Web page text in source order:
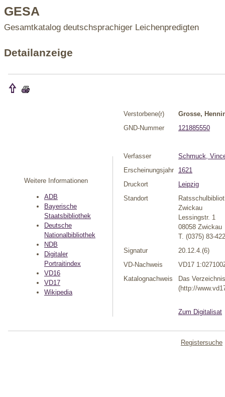
GESA
Gesamtkatalog deutschsprachiger Leichenpredigten
Detailanzeige
Weitere Informationen
ADB
Bayerische
Staatsbibliothek
Deutsche
Nationalbibliothek
NDB
Digitaler
Portraitindex
VD16
VD17
Wikipedia
Verstorbene(r)
Grosse,
GND-Nummer
121885550
Verfasser
Schmuck,
Erscheinungsjahr
1621
Druckort
Leipzig
Standort
Zwickau
Lessingstr. 1
08058 Zwickau
T. (0375) 83-
Signatur
20.12.4.(6)
VD-Nachweis
VD17
Katalognachweis
Das
(http://
Zum Digitalisat
Registersuche